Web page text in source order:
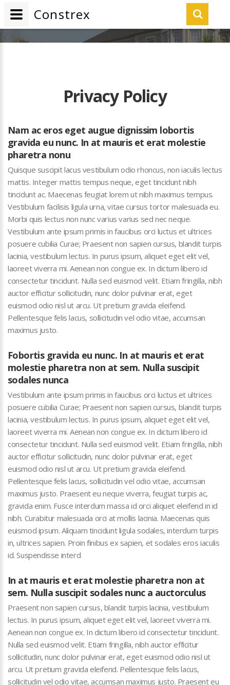
Privacy Policy
Nam ac eros eget augue dignissim lobortis
gravida eu nunc. In at mauris et erat molestie
pharetra nonu
Quisque suscipit lacus vestibulum odio rhoncus, non iaculis lectus
mattis. Integer mattis tempus neque, eget tincidunt nibh
tincidunt ac. Maecenas feugiat lorem ut nibh maximus tempus.
Vestibulum facilisis ligula urna, vitae cursus tortor malesuada eu.
Morbi quis lectus non nunc varius varius sed nec neque.
Vestibulum ante ipsum primis in faucibus orci luctus et ultrices
posuere cubilia Curae; Praesent non sapien cursus, blandit turpis
lacinia, vestibulum lectus. In purus ipsum, aliquet eget elit vel,
laoreet viverra mi. Aenean non congue ex. In dictum libero id
consectetur tincidunt. Nulla sed euismod velit. Etiam fringilla, nibh
auctor efficitur sollicitudin, nunc dolor pulvinar erat, eget
euismod odio nisl ut arcu. Ut pretium gravida eleifend.
Pellentesque felis lacus, sollicitudin vel odio vitae, accumsan
maximus justo.
Fobortis gravida eu nunc. In at mauris et erat
molestie pharetra non at sem. Nulla suscipit
sodales nunca
Vestibulum ante ipsum primis in faucibus orci luctus et ultrices
posuere cubilia Curae; Praesent non sapien cursus, blandit turpis
lacinia, vestibulum lectus. In purus ipsum, aliquet eget elit vel,
laoreet viverra mi. Aenean non congue ex. In dictum libero id
consectetur tincidunt. Nulla sed euismod velit. Etiam fringilla, nibh
auctor efficitur sollicitudin, nunc dolor pulvinar erat, eget
euismod odio nisl ut arcu. Ut pretium gravida eleifend.
Pellentesque felis lacus, sollicitudin vel odio vitae, accumsan
maximus justo. Praesent eu neque viverra, feugiat turpis ac,
gravida enim. Fusce interdum massa id orci aliquet eleifend in id
nibh. Curabitur malesuada orci at mollis lacinia. Maecenas quis
euismod ipsum. Aliquam tincidunt ligula sodales, interdum turpis
in, ultrices sapien. Proin finibus ex sapien, et sodales eros iaculis
id. Suspendisse interd
In at mauris et erat molestie pharetra non at
sem. Nulla suscipit sodales nunc a auctorculus
Praesent non sapien cursus, blandit turpis lacinia, vestibulum
lectus. In purus ipsum, aliquet eget elit vel, laoreet viverra mi.
Aenean non congue ex. In dictum libero id consectetur tincidunt.
Nulla sed euismod velit. Etiam fringilla, nibh auctor efficitur
sollicitudin, nunc dolor pulvinar erat, eget euismod odio nisl ut
arcu. Ut pretium gravida eleifend. Pellentesque felis lacus,
sollicitudin vel odio vitae, accumsan maximus justo. Praesent eu
Constrex